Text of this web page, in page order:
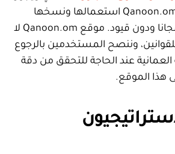
لمستخدمي موقع Qanoon.om استعمالها ونسخها
ونشرها وترجمتها مجانا ودون قيود. موقع Qanoon.om لا
وننصح المستخدمين بالرجوع
العمانية عند الحاجة للتحقق من دقة
هذا الموقع.